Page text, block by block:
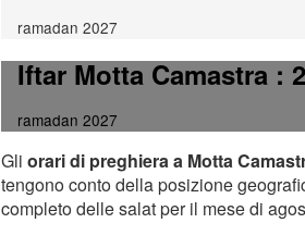
ramadan 2027
Iftar Motta Camastra:
ramadan 2027
Gli orari di preghiera a Motta
tengono conto della posizione
completo delle salat per il mese di